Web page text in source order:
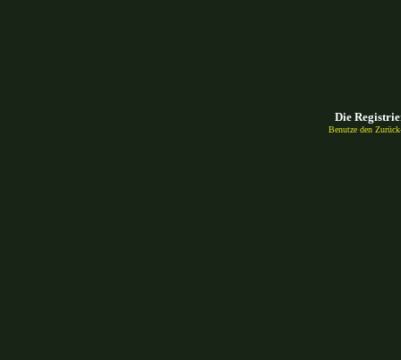
Die
Benutze den